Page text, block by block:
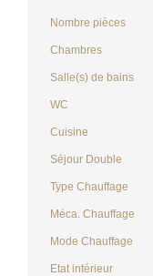
Nombre pièces
Chambres
Salle(s) de bains
WC
Cuisine
Séjour Double
Type Chauffage
Méca. Chauffage
Mode Chauffage
Etat intérieur